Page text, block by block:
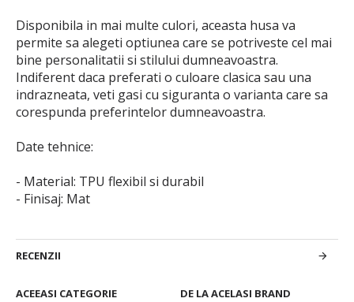
ACEEASI CATEGORIE DE LA ACELASI BRAND
Disponibila in mai multe culori, aceasta husa va
permite sa alegeti optiunea care se potriveste cel mai
bine personalitatii si stilului dumneavoastra.
Indiferent daca preferati o culoare clasica sau una
indrazneata, veti gasi cu siguranta o varianta care sa
corespunda preferintelor dumneavoastra.
Date tehnice:
- Material: TPU flexibil si durabil
- Finisaj: Mat
RECENZII